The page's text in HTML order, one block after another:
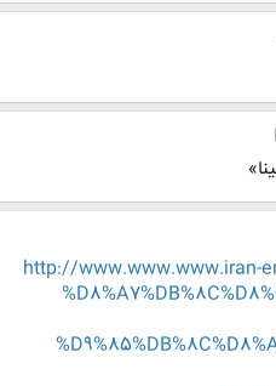
http://www.www.www.iran-